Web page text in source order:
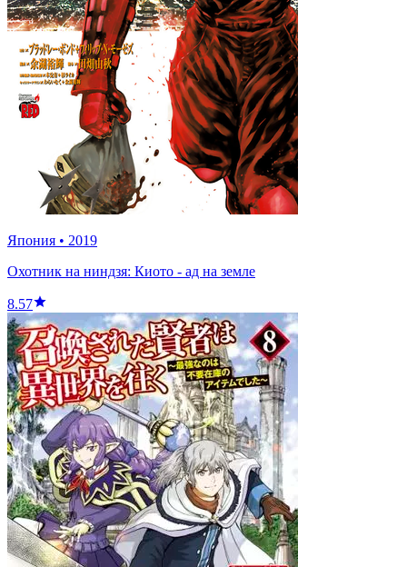
Япония • 2019
Охотник на ниндзя: Киото - ад на земле
8.57